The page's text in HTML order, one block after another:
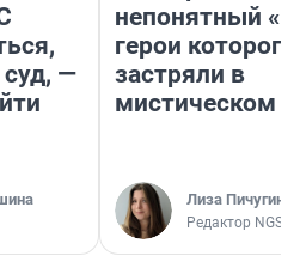
—
непонятный
герои которого
застряли в
мистическом
Лиза Пичугина
Редактор